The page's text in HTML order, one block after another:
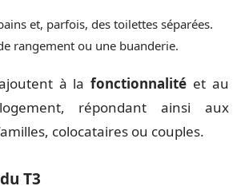
et, parfois, des toilettes séparées.
rangement ou une buanderie.
à lafonctionnalité et au
répondant ainsi aux
colocataires ou couples.
T3